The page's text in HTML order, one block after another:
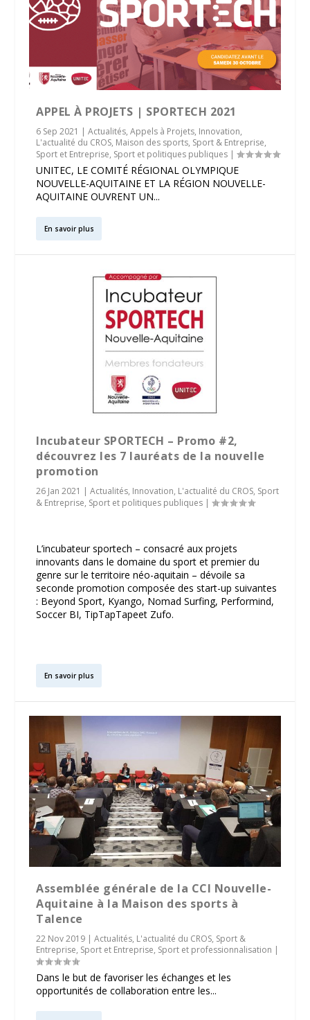
APPEL À PROJETS | SPORTECH 2021
6 Sep 2021 |Actualités,Appels à Projets, Innovation,
L'actualité du CROS, Maison des sports, Sport & Entreprise,
Sport et Entreprise, Sport et politiques publiques |
UNITEC, LE COMITÉ RÉGIONAL OLYMPIQUE
NOUVELLE-AQUITAINE ET LA RÉGION NOUVELLE-
AQUITAINE OUVRENT UN...
En savoir plus
Incubateur SPORTECH – Promo #2,
découvrez les 7 lauréats de la nouvelle
promotion
26 Jan 2021 |Actualités, Innovation, L'actualité du CROS, Sport
& Entreprise, Sport et politiques publiques |
L’incubateur sportech – consacré aux projets
innovants dans le domaine du sport et premier du
genre sur le territoire néo-aquitain – dévoile sa
seconde promotion composée des start-up suivantes
: Beyond Sport, Kyango, Nomad Surfing, Performind,
Soccer BI, TipTapTapeet Zufo.
En savoir plus
Assemblée générale de la CCI Nouvelle-
Aquitaine à la Maison des sports à
Talence
22 Nov 2019 |Actualités, L'actualité du CROS, Sport &
Entreprise, Sport et Entreprise, Sport et professionnalisation |
Dans le but de favoriser les échanges et les
opportunités de collaboration entre les...